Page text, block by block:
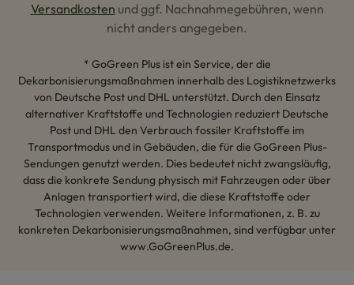
Versandkosten und ggf. Nachnahmegebühren, wenn
nicht anders angegeben.
* GoGreen Plus ist ein Service, der die
Dekarbonisierungsmaßnahmen innerhalb des Logistiknetzwerks
von Deutsche Post und DHL unterstützt. Durch den Einsatz
alternativer Kraftstoffe und Technologien reduziert Deutsche
Post und DHL den Verbrauch fossiler Kraftstoffe im
Transportmodus und in Gebäuden, die für die GoGreen Plus-
Sendungen genutzt werden. Dies bedeutet nicht zwangsläufig,
dass die konkrete Sendung physisch mit Fahrzeugen oder über
Anlagen transportiert wird, die diese Kraftstoffe oder
Technologien verwenden. Weitere Informationen, z. B. zu
konkreten Dekarbonisierungsmaßnahmen, sind verfügbar unter
www.GoGreenPlus.de.